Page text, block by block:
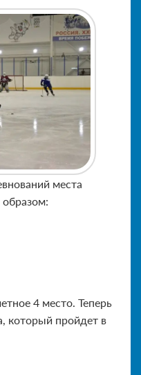
места
4 место. Теперь
который пройдет в